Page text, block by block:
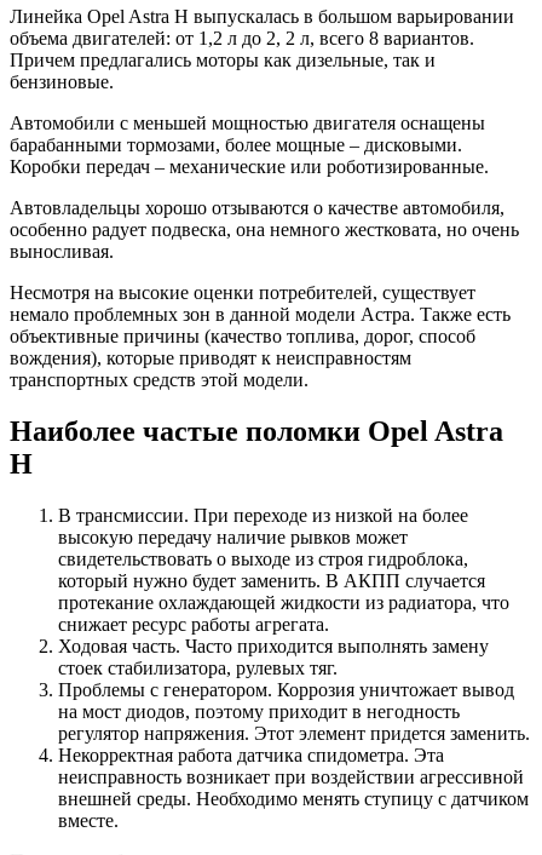
Линейка Opel Astra H выпускалась в большом варьировании
объема двигателей: от 1,2 л до 2, 2 л, всего 8 вариантов.
Причем предлагались моторы как дизельные, так и
бензиновые.
Автомобили с меньшей мощностью двигателя оснащены
барабанными тормозами, более мощные – дисковыми.
Коробки передач – механические или роботизированные.
Автовладельцы хорошо отзываются о качестве автомобиля,
особенно радует подвеска, она немного жестковата, но очень
выносливая.
Несмотря на высокие оценки потребителей, существует
немало проблемных зон в данной модели Астра. Также есть
объективные причины (качество топлива, дорог, способ
вождения), которые приводят к неисправностям
транспортных средств этой модели.
Наиболее частые поломки Opel Astra
H
В трансмиссии. При переходе из низкой на более
высокую передачу наличие рывков может
свидетельствовать о выходе из строя гидроблока,
который нужно будет заменить. В АКПП случается
протекание охлаждающей жидкости из радиатора, что
снижает ресурс работы агрегата.
Ходовая часть. Часто приходится выполнять замену
стоек стабилизатора, рулевых тяг.
Проблемы с генератором. Коррозия уничтожает вывод
на мост диодов, поэтому приходит в негодность
регулятор напряжения. Этот элемент придется заменить.
Некорректная работа датчика спидометра. Эта
неисправность возникает при воздействии агрессивной
внешней среды. Необходимо менять ступицу с датчиком
вместе.